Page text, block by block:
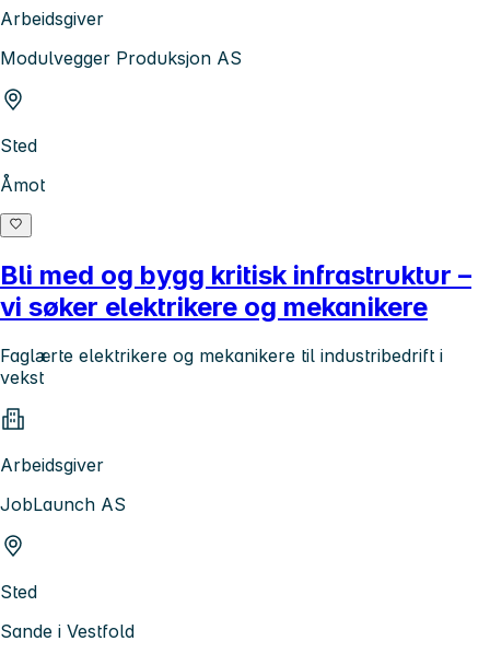
Arbeidsgiver
Modulvegger Produksjon AS
Sted
Åmot
Bli med og bygg kritisk infrastruktur –
vi søker elektrikere og mekanikere
Faglærte elektrikere og mekanikere til industribedrift i
vekst
Arbeidsgiver
JobLaunch AS
Sted
Sande i Vestfold